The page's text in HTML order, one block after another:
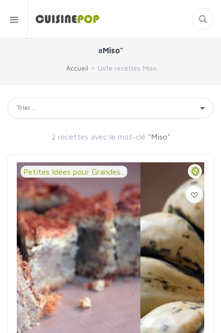
#Miso"
Accueil Liste recettes Miso
2 recettes avec le mot-clé "Miso"
Petites Idées pour Grandes...